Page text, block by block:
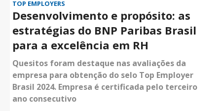
TOP EMPLOYERS
Desenvolvimento e propósito: as
estratégias do BNP Paribas Brasil
para a excelência em RH
Quesitos foram destaque nas avaliações da
empresa para obtenção do selo Top Employer
Brasil 2024. Empresa é certificada pelo terceiro
ano consecutivo